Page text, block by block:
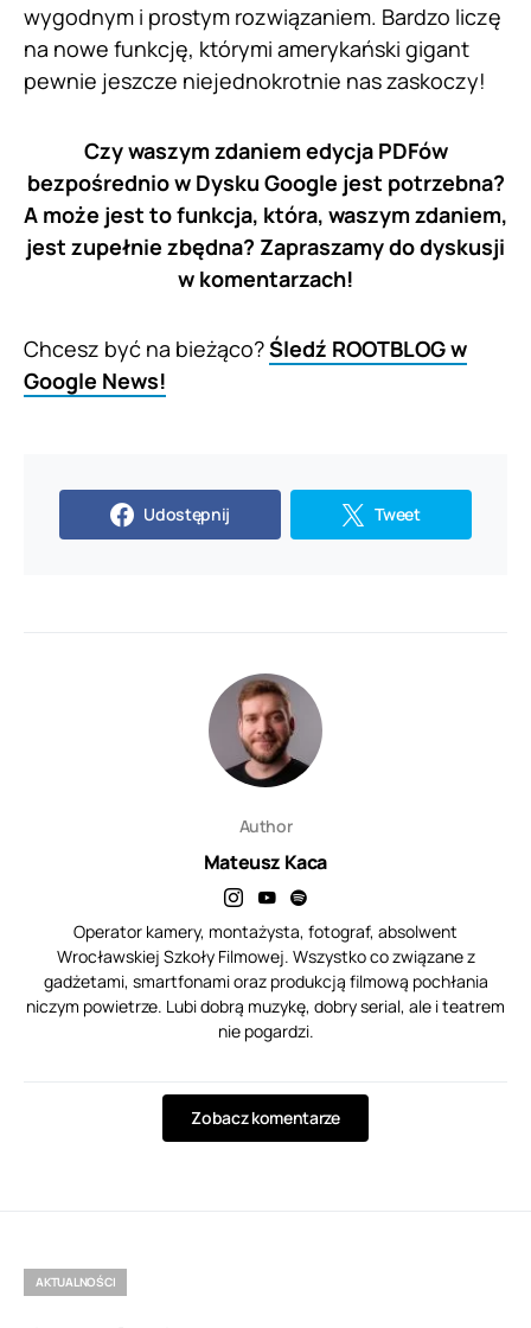
wygodnym i prostym rozwiązaniem. Bardzo liczę
na nowe funkcję, którymi amerykański gigant
pewnie jeszcze niejednokrotnie nas zaskoczy!
Czy waszym zdaniem edycja PDFów
bezpośrednio w Dysku Google jest potrzebna?
A może jest to funkcja, która, waszym zdaniem,
jest zupełnie zbędna? Zapraszamy do dyskusji
w komentarzach!
Chcesz być na bieżąco?Śledź ROOTBLOG w
Google News!
Udostępnij Tweet
Author
Mateusz Kaca
Operator kamery, montażysta, fotograf, absolwent
Wrocławskiej Szkoły Filmowej. Wszystko co związane z
gadżetami, smartfonami oraz produkcją filmową pochłania
niczym powietrze. Lubi dobrą muzykę, dobry serial, ale i teatrem
nie pogardzi.
Zobacz komentarze
AKTUALNOŚCI